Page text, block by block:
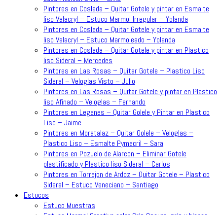
Pintores en Coslada – Quitar Gotele y pintar en Esmalte
liso Valacryl – Estuco Marmol Irregular – Yolanda
Pintores en Coslada – Quitar Gotele y pintar en Esmalte
liso Valacryl – Estuco Marmoleado – Yolanda
Pintores en Coslada – Quitar Gotele y pintar en Plastico
liso Sideral – Mercedes
Pintores en Las Rosas – Quitar Gotele – Plastico Liso
Sideral – Veloglas Visto – Julio
Pintores en Las Rosas – Quitar Gotele y pintar en Plastico
liso Afinado – Veloglas – Fernando
Pintores en Leganes – Quitar Golele y Pintar en Plastico
Liso – Jaime
Pintores en Moratalaz – Quitar Golele – Veloglas –
Plastico Liso – Esmalte Pymacril – Sara
Pintores en Pozuelo de Alarcon – Eliminar Gotele
plastificado y Plastico liso Sideral – Carlos
Pintores en Torrejon de Ardoz – Quitar Gotele – Plastico
Sideral – Estuco Veneciano – Santiago
Estucos
Estuco Muestras